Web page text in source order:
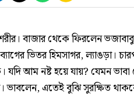
বাজার থেকে ফিরলেন
ভিতর হিমসাগর, ল্যাঙড়া।
যদি আম নষ্ট হয়ে যায়? যেমন
ভাবলেন, এতেই বুঝি সুরক্ষিত